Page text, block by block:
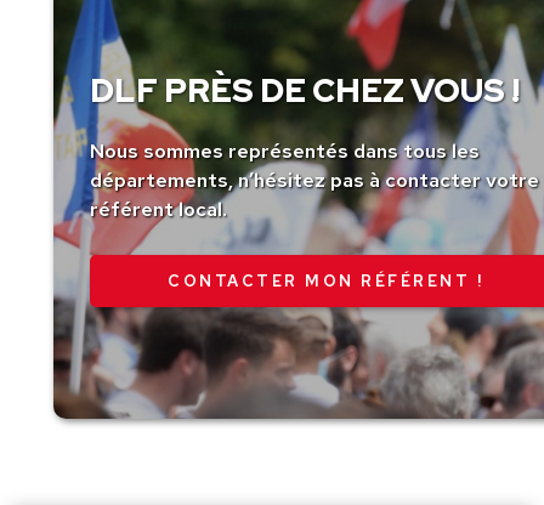
DLF PRÈS DE CHEZ VOUS !
Nous sommes représentés dans tous les
départements, n’hésitez pas à contacter votre
référent local.
CONTACTER MON RÉFÉRENT !